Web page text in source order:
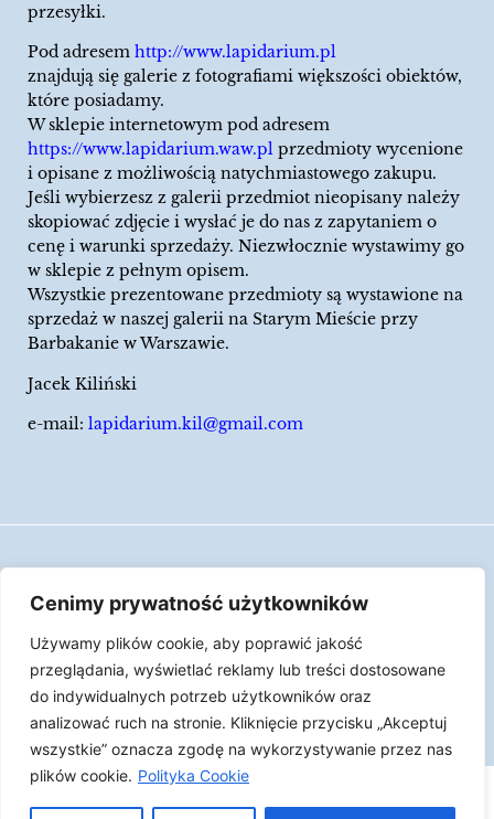
Cenimy prywatność użytkowników
Używamy plików cookie, aby poprawić jakość
przeglądania, wyświetlać reklamy lub treści dostosowane
do indywidualnych potrzeb użytkowników oraz
analizować ruch na stronie. Kliknięcie przycisku „Akceptuj
wszystkie” oznacza zgodę na wykorzystywanie przez nas
plików cookie. Polityka Cookie
przesyłki.
Pod adresem http://www.lapidarium.pl
znajdują się galerie z fotografiami większości obiektów,
które posiadamy.
W sklepie internetowym pod adresem
https://www.lapidarium.waw.pl przedmioty wycenione
i opisane z możliwością natychmiastowego zakupu.
Jeśli wybierzesz z galerii przedmiot nieopisany należy
skopiować zdjęcie i wysłać je do nas z zapytaniem o
cenę i warunki sprzedaży. Niezwłocznie wystawimy go
w sklepie z pełnym opisem.
Wszystkie prezentowane przedmioty są wystawione na
sprzedaż w naszej galerii na Starym Mieście przy
Barbakanie w Warszawie.
Jacek Kiliński
e-mail: lapidarium.kil@gmail.com
Polityka Cookies
LAPIDARIUM Jacka Kilińskiego | Człowiek jest
epizodem w życiu przedmiotów.
Made with ♥︎ by Skydoo